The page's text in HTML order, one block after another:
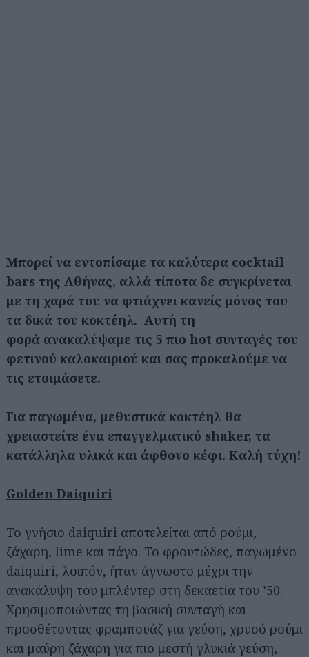
Μπορεί να εντοπίσαμε τα καλύτερα cocktail
bars της Αθήνας, αλλά τίποτα δε συγκρίνεται
με τη χαρά του να φτιάχνει κανείς μόνος του
τα δικά του κοκτέηλ. Αυτή τη
φορά ανακαλύψαμε τις 5 πιο hot συνταγές του
φετινού καλοκαιριού και σας προκαλούμε να
τις ετοιμάσετε.
Για παγωμένα, μεθυστικά κοκτέηλ θα
χρειαστείτε ένα επαγγελματικό shaker, τα
κατάλληλα υλικά και άφθονο κέφι. Καλή τύχη!
Golden Daiquiri
Το γνήσιο daiquiri αποτελείται από ρούμι,
ζάχαρη, lime και πάγο. Το φρουτώδες, παγωμένο
daiquiri, λοιπόν, ήταν άγνωστο μέχρι την
ανακάλυψη του μπλέντερ στη δεκαετία του ’50.
Χρησιμοποιώντας τη βασική συνταγή και
προσθέτοντας φραμπουάζ για γεύση, χρυσό ρούμι
και μαύρη ζάχαρη για πιο μεστή γλυκιά γεύση,